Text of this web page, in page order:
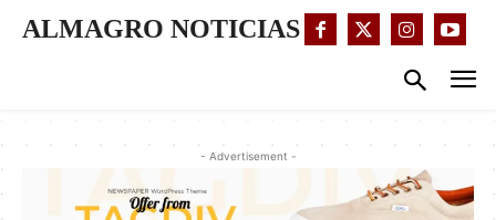
ALMAGRO NOTICIAS
- Advertisement -